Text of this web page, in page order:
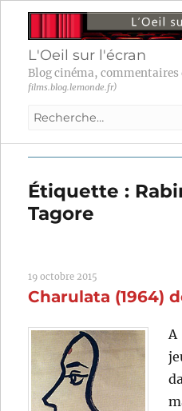
L'Oeil sur l'écran
Blog cinéma, commentaires
films.blog.lemonde.fr)
Recherche
:
Étiquette :
Tagore
19 octobre 2015
Charulata (1964)
A